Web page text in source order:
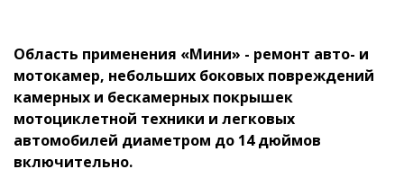
Область применения «Мини» - ремонт авто- и
мотокамер, небольших боковых повреждений
камерных и бескамерных покрышек
мотоциклетной техники и легковых
автомобилей диаметром до 14 дюймов
включительно.